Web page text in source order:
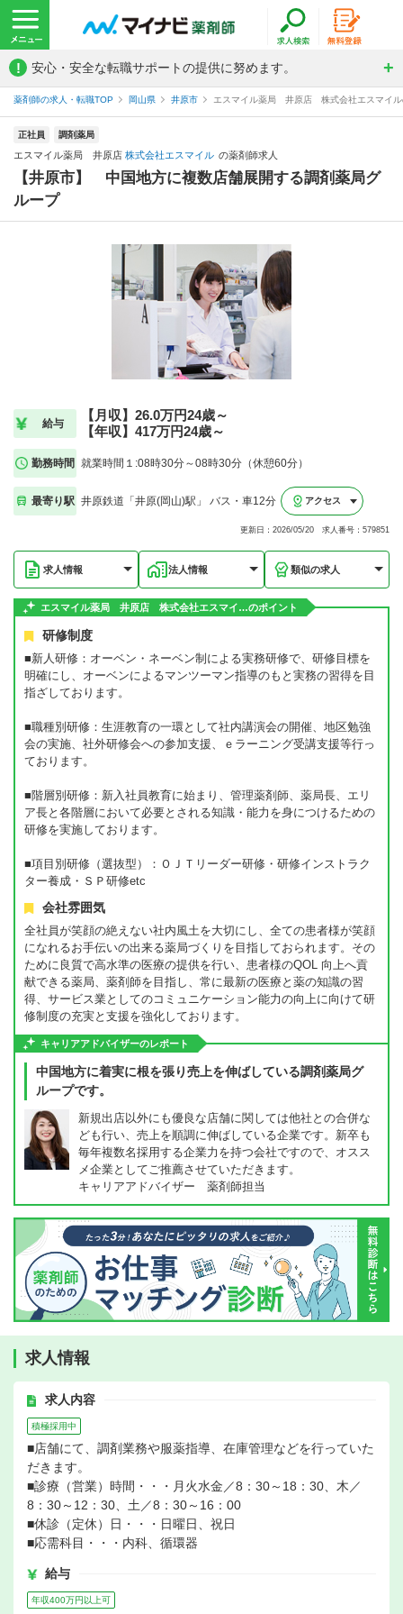
! 安心・安全な転職サポートの提供に努めます。
薬剤師の求人・転職TOP 岡山県 井原市 エスマイル薬局 井原店 株式会社エスマイル
正社員 調剤薬局
エスマイル薬局 井原店 株式会社エスマイル の薬剤師求人
【井原市】 中国地方に複数店舗展開する調剤薬局グ
ループ
給与
【月収】26.0万円24歳～
【年収】417万円24歳～
勤務時間 就業時間１:08時30分～08時30分（休憩60分）
最寄り駅 井原鉄道「井原(岡山)駅」 バス・車12分 アクセス
更新日：2026/05/20 求人番号：579851
求人情報 法人情報 類似の求人
エスマイル薬局 井原店 株式会社エスマイ…のポイント
研修制度
■新人研修：オーベン・ネーベン制による実務研修で、研修目標を
明確にし、オーベンによるマンツーマン指導のもと実務の習得を目
指ざしております。
■職種別研修：生涯教育の一環として社内講演会の開催、地区勉強
会の実施、社外研修会への参加支援、ｅラーニング受講支援等行っ
ております。
■階層別研修：新入社員教育に始まり、管理薬剤師、薬局長、エリ
ア長と各階層において必要とされる知識・能力を身につけるための
研修を実施しております。
■項目別研修（選抜型）：ＯＪＴリーダー研修・研修インストラク
ター養成・ＳＰ研修etc
会社雰囲気
全社員が笑顔の絶えない社内風土を大切にし、全ての患者様が笑顔
になれるお手伝いの出来る薬局づくりを目指しておられます。その
ために良質で高水準の医療の提供を行い、患者様のQOL 向上へ貢
献できる薬局、薬剤師を目指し、常に最新の医療と薬の知識の習
得、サービス業としてのコミュニケーション能力の向上に向けて研
修制度の充実と支援を強化しております。
キャリアアドバイザーのレポート
中国地方に着実に根を張り売上を伸ばしている調剤薬局グ
ループです。
新規出店以外にも優良な店舗に関しては他社との合併な
ども行い、売上を順調に伸ばしている企業です。新卒も
毎年複数名採用する企業力を持つ会社ですので、オスス
メ企業としてご推薦させていただきます。
キャリアアドバイザー 薬剤師担当
求人情報
求人内容
積極採用中
■店舗にて、調剤業務や服薬指導、在庫管理などを行っていた
だきます。
■診療（営業）時間・・・月火水金／8：30～18：30、木／
8：30～12：30、土／8：30～16：00
■休診（定休）日・・・日曜日、祝日
■応需科目・・・内科、循環器
給与
年収400万円以上可